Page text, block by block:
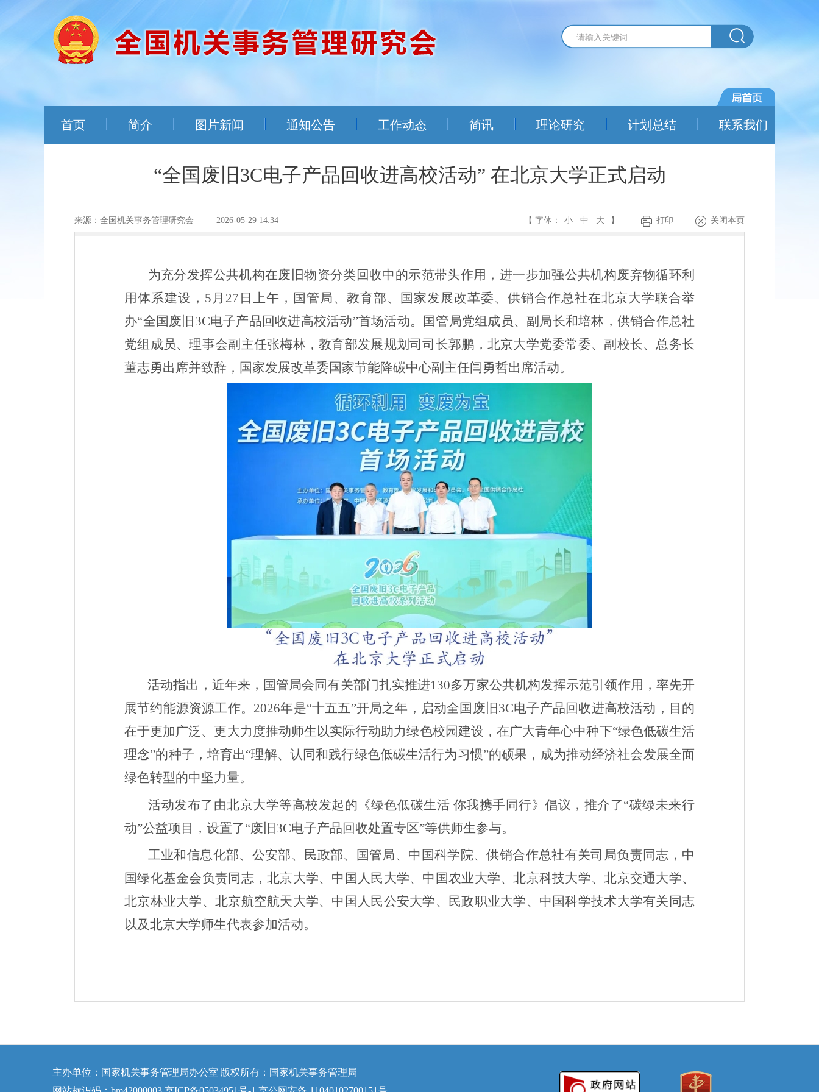
首页 简介 图片新闻 通知公告 工作动态 简讯 理论研究 计划总结 联系我们
“全国废旧3C电子产品回收进高校活动” 在北京大学正式启动
来源：全国机关事务管理研究会 2026-05-29 14:34 关闭本页
打印
【 字体： 小 中 大 】
为充分发挥公共机构在废旧物资分类回收中的示范带头作用，进一步加强公共机构废弃物循环利
用体系建设， 5 月 27 日上午，国管局、教育部、国家发展改革委、供销合作总社在北京大学联合举
办“全国废旧 3C电子产品回收进高校活动”首场活动。国管局党组成员、副局长和培林，供销合作总社
党组成员、理事会副主任张梅林，教育部发展规划司司长郭鹏，北京大学党委常委、副校长、总务长
董志勇出席并致辞，国家发展改革委国家节能降碳中心副主任闫勇哲出席活动。
活动指出，近年来，国管局会同有关部门扎实推进130多万家公共机构发挥示范引领作用，率先开
展节约能源资源工作。 2026年是“十五五”开局之年，启动全国废旧 3C电子产品回收进高校活动，目的
在于更加广泛、更大力度推动师生以实际行动助力绿色校园建设，在广大青年心中种下“绿色低碳生活
理念”的种子，培育出“理解、认同和践行绿色低碳生活行为习惯”的硕果，成为推动经济社会发展全面
绿色转型的中坚力量。
活动发布了由北京大学等高校发起的《绿色低碳生活 你我携手同行》倡议，推介了“碳绿未来行
动”公益项目，设置了“废旧 3C电子产品回收处置专区”等供师生参与。
工业和信息化部、公安部、民政部、国管局、中国科学院、供销合作总社有关司局负责同志，中
国绿化基金会负责同志，北京大学、中国人民大学、中国农业大学、北京科技大学、北京交通大学、
北京林业大学、北京航空航天大学、中国人民公安大学、民政职业大学、中国科学技术大学有关同志
以及北京大学师生代表参加活动。
主办单位：国家机关事务管理局办公室 版权所有：国家机关事务管理局